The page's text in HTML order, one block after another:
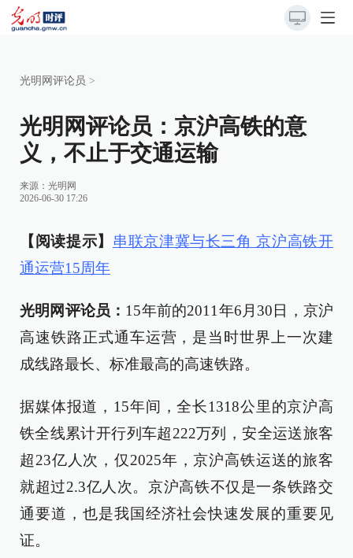
光明网评论员 >
光明网评论员：京沪高铁的意
义，不止于交通运输
来源： 光明网
2026-06-30 17:26
【阅读提示】 串联京津冀与长三角 京沪高铁开
通运营15周年
光明网评论员： 15年前的2011年6月30日，京沪
高速铁路正式通车运营，是当时世界上一次建
成线路最长、标准最高的高速铁路。
据媒体报道，15年间，全长1318公里的京沪高
铁全线累计开行列车超222万列，安全运送旅客
超23亿人次，仅2025年，京沪高铁运送的旅客
就超过2.3亿人次。京沪高铁不仅是一条铁路交
通要道，也是我国经济社会快速发展的重要见
证。